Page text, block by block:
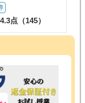
4.3点（145）